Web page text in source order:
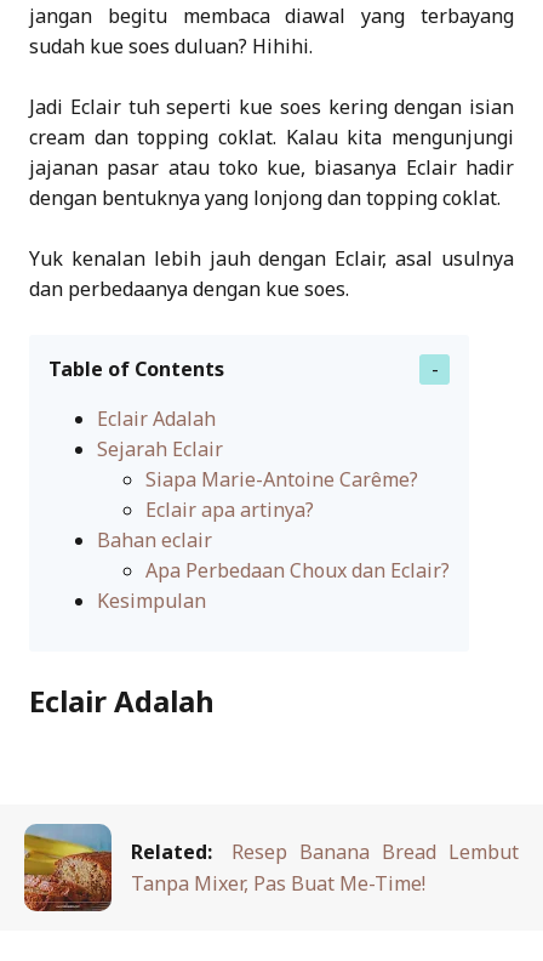
jangan begitu membaca diawal yang terbayang
sudah kue soes duluan? Hihihi.
Jadi Eclair tuh seperti kue soes kering dengan isian
cream dan topping coklat. Kalau kita mengunjungi
jajanan pasar atau toko kue, biasanya Eclair hadir
dengan bentuknya yang lonjong dan topping coklat.
Yuk kenalan lebih jauh dengan Eclair, asal usulnya
dan perbedaanya dengan kue soes.
Table of Contents
Eclair Adalah
Sejarah Eclair
Siapa Marie-Antoine Carême?
Eclair apa artinya?
Bahan eclair
Apa Perbedaan Choux dan Eclair?
Kesimpulan
Eclair Adalah
Related:
Resep Banana Bread Lembut
Tanpa Mixer, Pas Buat Me-Time!